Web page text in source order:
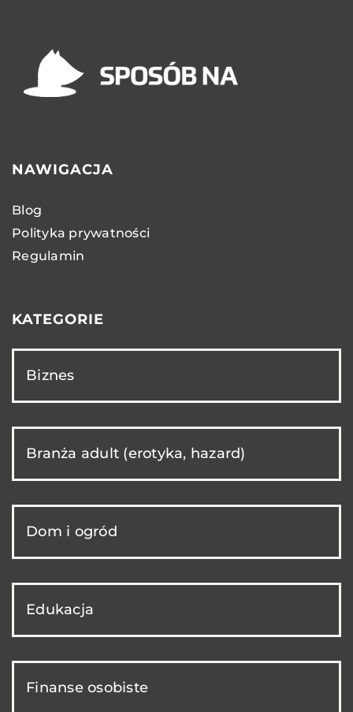
NAWIGACJA
Blog
Polityka prywatności
Regulamin
KATEGORIE
Biznes
Branża adult (erotyka, hazard)
Dom i ogród
Edukacja
Finanse osobiste